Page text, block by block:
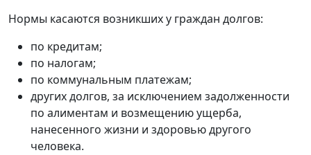
Нормы касаются возникших у граждан долгов:
по кредитам;
по налогам;
по коммунальным платежам;
других долгов, за исключением задолженности
по алиментам и возмещению ущерба,
нанесенного жизни и здоровью другого
человека.